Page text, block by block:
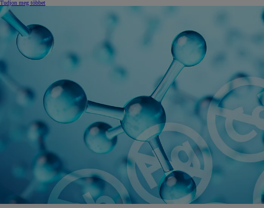
Tudjon meg többet